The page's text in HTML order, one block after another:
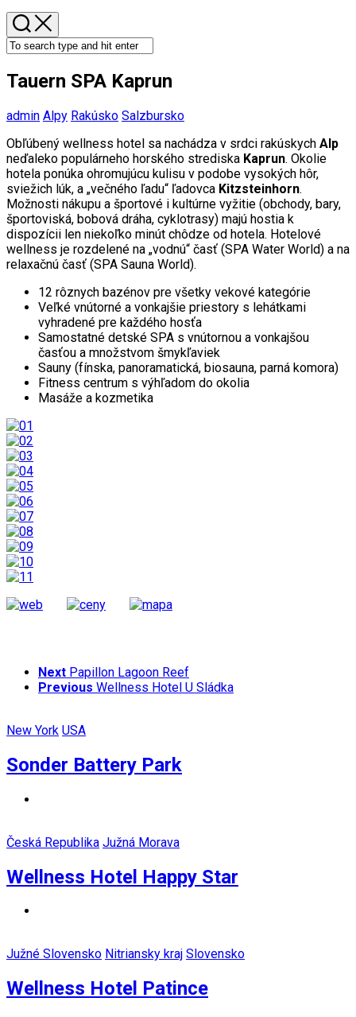
Tauern SPA Kaprun
admin Alpy Rakúsko Salzbursko
Obľúbený wellness hotel sa nachádza v srdci rakúskych Alp
neďaleko populárneho horského strediska Kaprun. Okolie
hotela ponúka ohromujúcu kulisu v podobe vysokých hôr,
sviežich lúk, a „večného ľadu“ ľadovca Kitzsteinhorn.
Možnosti nákupu a športové i kultúrne vyžitie (obchody, bary,
športoviská, bobová dráha, cyklotrasy) majú hostia k
dispozícii len niekoľko minút chôdze od hotela. Hotelové
wellness je rozdelené na „vodnú“ časť (SPA Water World) a na
relaxačnú časť (SPA Sauna World).
12 rôznych bazénov pre všetky vekové kategórie
Veľké vnútorné a vonkajšie priestory s lehátkami
vyhradené pre každého hosťa
Samostatné detské SPA s vnútornou a vonkajšou
časťou a množstvom šmykľaviek
Sauny (fínska, panoramatická, biosauna, parná komora)
Fitness centrum s výhľadom do okolia
Masáže a kozmetika
Next Papillon Lagoon Reef
Previous Wellness Hotel U Sládka
New York USA
Sonder Battery Park
Česká Republika Južná Morava
Wellness Hotel Happy Star
Južné Slovensko Nitriansky kraj Slovensko
Wellness Hotel Patince